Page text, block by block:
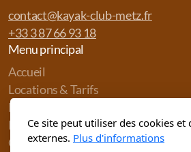
contact@kayak-club-metz.fr
+33 3 87 66 93 18
Menu principal
Accueil
Locations & Tarifs
Le club
Nos partenaires
CDF 2026
Ce site peut utiliser des cookies et
externes. Plus d'informations